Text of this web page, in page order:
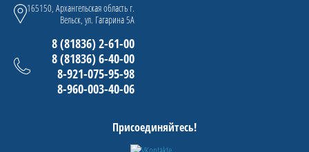
165150, Архангельская область г.
Вельск, ул. Гагарина 5А
8 (81836) 2-61-00
8 (81836) 6-40-00
8-921-075-95-98
8-960-003-40-06
Присоединяйтесь!